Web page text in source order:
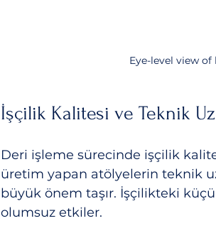
Eye-level view
İşçilik Kalitesi ve Teknik
Deri işleme sürecinde işçilik
üretim yapan atölyelerin teknik
büyük önem taşır. İşçilikteki
olumsuz etkiler.